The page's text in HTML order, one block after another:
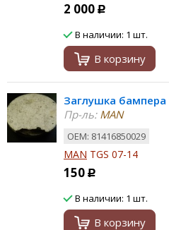
2 000 Р
В наличии: 1 шт.
В корзину
Заглушка бампера
Пр-ль:MAN
ОЕМ: 81416850029
MAN TGS 07-14
150 Р
В наличии: 1 шт.
В корзину